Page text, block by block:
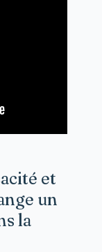
et
un
la